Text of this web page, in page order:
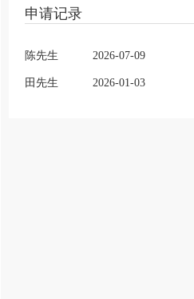
申请记录
陈先生 2026-07-09
田先生 2026-01-03